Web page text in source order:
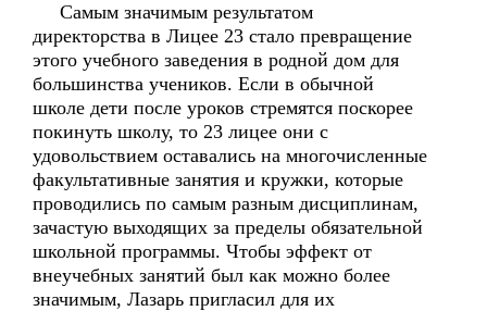
Самым значимым результатом
директорства в Лицее 23 стало превращение
этого учебного заведения в родной дом для
большинства учеников. Если в обычной
школе дети после уроков стремятся поскорее
покинуть школу, то 23 лицее они с
удовольствием оставались на многочисленные
факультативные занятия и кружки, которые
проводились по самым разным дисциплинам,
зачастую выходящих за пределы обязательной
школьной программы. Чтобы эффект от
внеучебных занятий был как можно более
значимым, Лазарь пригласил для их